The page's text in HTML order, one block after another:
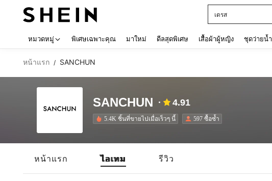
เดรส
หมวดหมู่ พิเศษเฉพาะคุณ มาใหม่ ดีลสุดพิเศษ เสื้อผ้าผู้หญิง ชุดว่ายน้ำ
หน้าแรก / SANCHUN
SANCHUN 4.91
5.4K ชิ้นที่ขายไปเมื่อเร็วๆ นี้ 597 ซื้อซ้ำ
หน้าแรก ไอเทม รีวิว